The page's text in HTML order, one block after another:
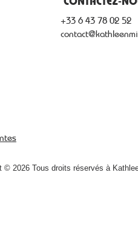
+33 6 43 78 02 52
© 2026 Tous droits réservés à